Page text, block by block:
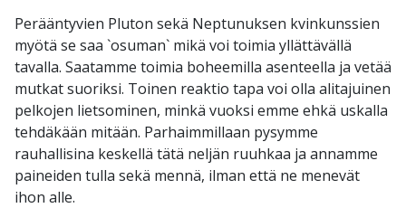
Perääntyvien Pluton sekä Neptunuksen kvinkunssien
myötä se saa `osuman` mikä voi toimia yllättävällä
tavalla. Saatamme toimia boheemilla asenteella ja vetää
mutkat suoriksi. Toinen reaktio tapa voi olla alitajuinen
pelkojen lietsominen, minkä vuoksi emme ehkä uskalla
tehdäkään mitään. Parhaimmillaan pysymme
rauhallisina keskellä tätä neljän ruuhkaa ja annamme
paineiden tulla sekä mennä, ilman että ne menevät
ihon alle.